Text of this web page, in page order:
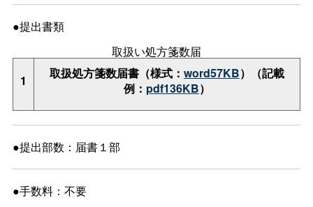
●提出書類
取扱い処方箋数届
1
取扱処方箋数届書（様式： word57KB）（記載
例： pdf136KB）
●提出部数：届書１部
●手数料：不要